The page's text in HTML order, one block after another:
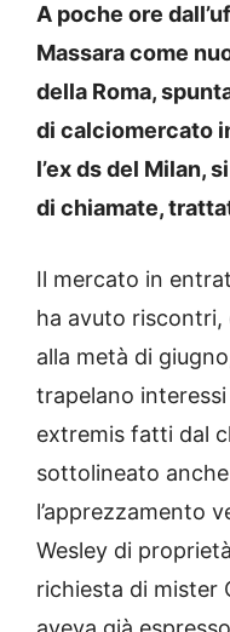
A poche ore
Massara come
della Roma,
di calciomercato
l’ex ds del Milan,
di chiamate,
Il mercato in
ha avuto riscontri,
alla metà di
trapelano
extremis fatti dal
sottolineato
l’apprezzamento
Wesley di
richiesta di mister